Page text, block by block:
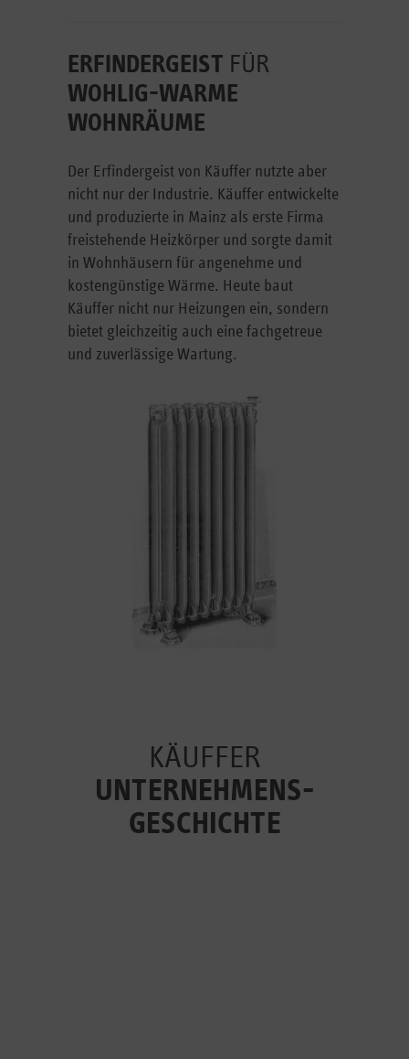
ERFINDERGEIST FÜR
WOHLIG-WARME
WOHNRÄUME
Der Erfindergeist von Käuffer nutzte aber
nicht nur der Industrie. Käuffer entwickelte
und produzierte in Mainz als erste Firma
freistehende Heizkörper und sorgte damit
in Wohnhäusern für angenehme und
kostengünstige Wärme. Heute baut
Käuffer nicht nur Heizungen ein, sondern
bietet gleichzeitig auch eine fachgetreue
und zuverlässige Wartung.
KÄUFFER
UNTERNEHMENS­
GESCHICHTE